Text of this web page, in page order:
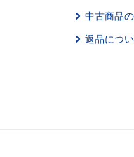
中古商品
返品につ